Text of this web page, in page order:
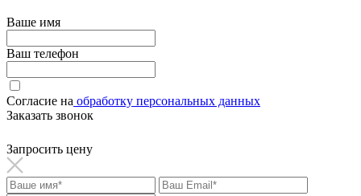
Ваше имя
Ваш телефон
Согласие на обработку персональных данных
Заказать звонок
Запросить цену